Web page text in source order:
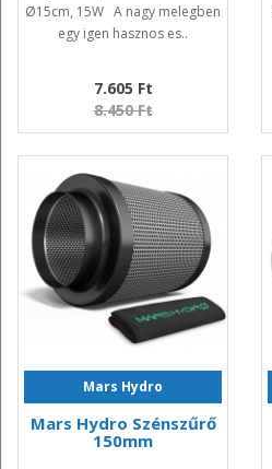
Ø15cm, 15W A nagy melegben
egy igen hasznos es..
7.605 Ft
8.450 Ft
Mars Hydro
Mars Hydro Szénszűrő
150mm